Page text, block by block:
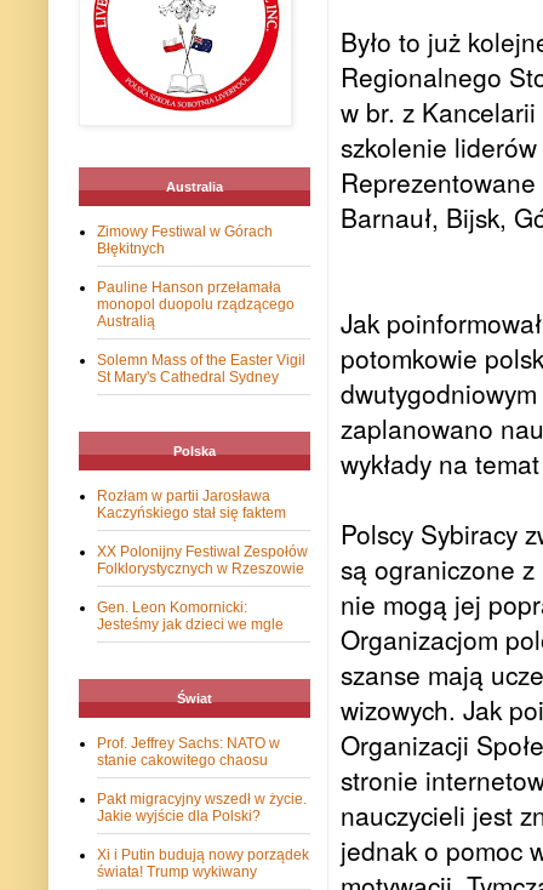
Było to już
Regionalnego
w br. z
szkolenie
Barnauł, Bijsk,
Jak
potomkowie
zaplanowano
wykłady na
Polscy Sybiracy
są ograniczone
nie mogą jej
Organizacjom
szanse mają
wizowych. Jak
Organizacji
stronie
nauczycieli jest
jednak o pomoc
Australia
Zimowy Festiwal w Górach
Błękitnych
Pauline Hanson przełamała
monopol duopolu rządzącego
Australią
Solemn Mass of the Easter Vigil
St Mary's Cathedral Sydney
Polska
Rozłam w partii Jarosława
Kaczyńskiego stał się faktem
XX Polonijny Festiwal Zespołów
Folklorystycznych w Rzeszowie
Gen. Leon Komornicki:
Jesteśmy jak dzieci we mgle
Świat
Prof. Jeffrey Sachs: NATO w
stanie cakowitego chaosu
Pakt migracyjny wszedł w życie.
Jakie wyjście dla Polski?
Xi i Putin budują nowy porządek
świata! Trump wykiwany